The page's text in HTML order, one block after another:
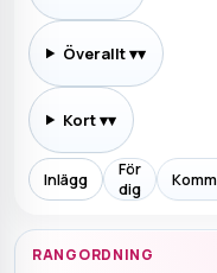
Överallt▾
Kort▾
Inlägg
För
dig
RANGORDNING